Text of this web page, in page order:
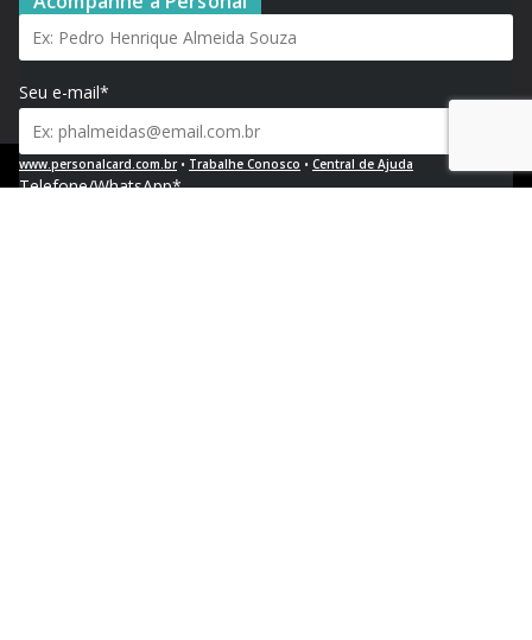
Seu e-mail*
Telefone/WhatsApp*
www.personalcard.com.br• Trabalhe Conosco • Central de Ajuda